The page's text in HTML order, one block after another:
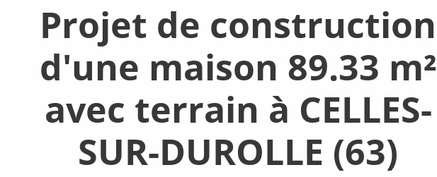
Projet de construction
d'une maison 89.33 m²
avec terrain à CELLES-
SUR-DUROLLE (63)